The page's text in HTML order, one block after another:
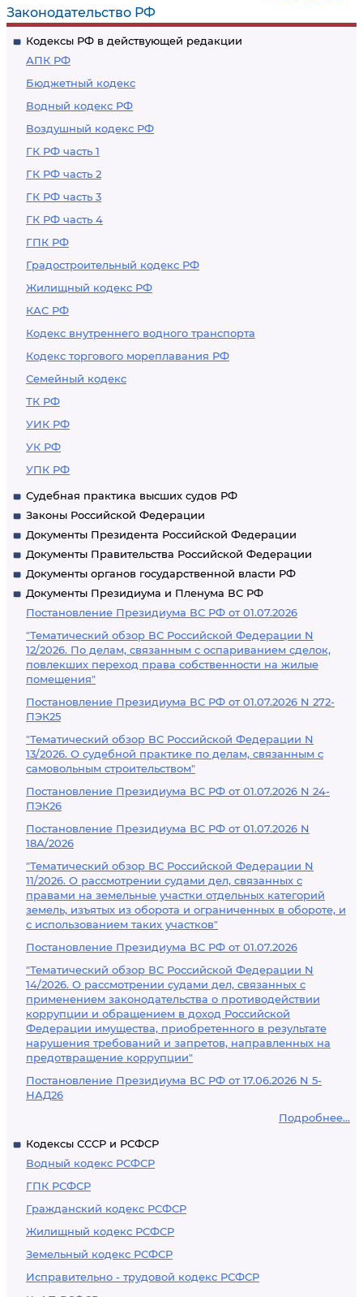
Законодательство РФ
Кодексы РФ в действующей редакции
АПК РФ
Бюджетный кодекс
Водный кодекс РФ
Воздушный кодекс РФ
ГК РФ часть 1
ГК РФ часть 2
ГК РФ часть 3
ГК РФ часть 4
ГПК РФ
Градостроительный кодекс РФ
Жилищный кодекс РФ
КАС РФ
Кодекс внутреннего водного транспорта
Кодекс торгового мореплавания РФ
Семейный кодекс
ТК РФ
УИК РФ
УК РФ
УПК РФ
Судебная практика высших судов РФ
Законы Российской Федерации
Документы Президента Российской Федерации
Документы Правительства Российской Федерации
Документы органов государственной власти РФ
Документы Президиума и Пленума ВС РФ
Постановление Президиума ВС РФ от 01.07.2026
"Тематический обзор ВС Российской Федерации N
12/2026. По делам, связанным с оспариванием сделок,
повлекших переход права собственности на жилые
помещения"
Постановление Президиума ВС РФ от 01.07.2026 N 272-
ПЭК25
"Тематический обзор ВС Российской Федерации N
13/2026. О судебной практике по делам, связанным с
самовольным строительством"
Постановление Президиума ВС РФ от 01.07.2026 N 24-
ПЭК26
Постановление Президиума ВС РФ от 01.07.2026 N
18А/2026
"Тематический обзор ВС Российской Федерации N
11/2026. О рассмотрении судами дел, связанных с
правами на земельные участки отдельных категорий
земель, изъятых из оборота и ограниченных в обороте, и
с использованием таких участков"
Постановление Президиума ВС РФ от 01.07.2026
"Тематический обзор ВС Российской Федерации N
14/2026. О рассмотрении судами дел, связанных с
применением законодательства о противодействии
коррупции и обращением в доход Российской
Федерации имущества, приобретенного в результате
нарушения требований и запретов, направленных на
предотвращение коррупции"
Постановление Президиума ВС РФ от 17.06.2026 N 5-
НАД26
Подробнее...
Кодексы СССР и РСФСР
Водный кодекс РСФСР
ГПК РСФСР
Гражданский кодекс РСФСР
Жилищный кодекс РСФСР
Земельный кодекс РСФСР
Исправительно - трудовой кодекс РСФСР